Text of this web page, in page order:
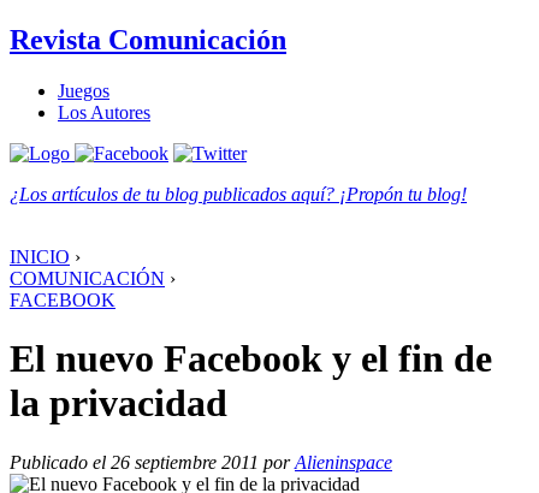
Revista Comunicación
Juegos
Los Autores
¿Los artículos de tu blog publicados aquí? ¡Propón tu blog!
INICIO ›
COMUNICACIÓN ›
FACEBOOK
El nuevo Facebook y el fin de
la privacidad
Publicado el 26 septiembre 2011 porAlieninspace